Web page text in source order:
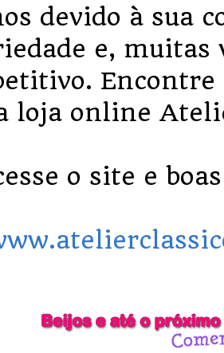
devido à sua
e, muitas
Encontre
loja online
o site e